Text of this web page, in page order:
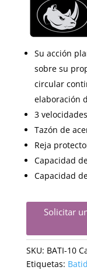
Su acción
sobre su
circular
elaboración
3
Tazón de
Reja
Capacidad
Capacidad
Solicitar
SKU: BATI-10
Etiquetas: